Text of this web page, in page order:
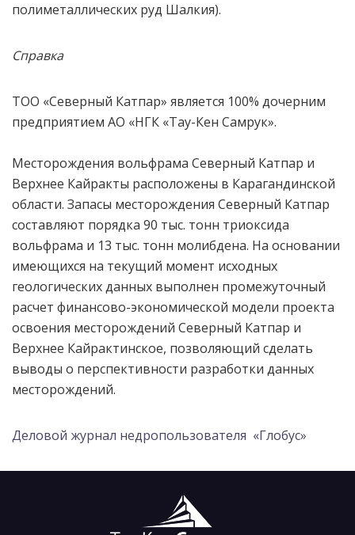
полиметаллических руд Шалкия).
Справка
ТОО «Северный Катпар» является 100% дочерним
предприятием АО «НГК «Тау-Кен Самрук».
Месторождения вольфрама Северный Катпар и
Верхнее Кайракты расположены в Карагандинской
области. Запасы месторождения Северный Катпар
составляют порядка 90 тыс. тонн триоксида
вольфрама и 13 тыс. тонн молибдена. На основании
имеющихся на текущий момент исходных
геологических данных выполнен промежуточный
расчет финансово-экономической модели проекта
освоения месторождений Северный Катпар и
Верхнее Кайрактинское, позволяющий сделать
выводы о перспективности разработки данных
месторождений.
Деловой журнал недропользователя «Глобус»